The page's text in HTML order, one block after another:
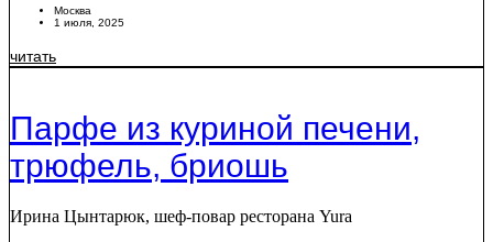
Москва
1 июля, 2025
читать
Парфе из куриной печени,
трюфель, бриошь
Ирина Цынтарюк, шеф-повар ресторана Yura